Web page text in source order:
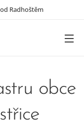
Radhoštěm
obce